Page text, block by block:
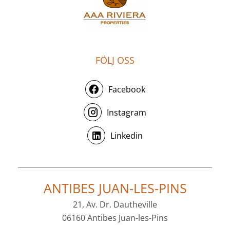
FÖLJ OSS
Facebook
Instagram
Linkedin
ANTIBES JUAN-LES-PINS
21, Av. Dr. Dautheville
06160 Antibes Juan-les-Pins